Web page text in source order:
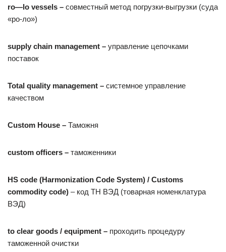
ro—lo vessels – совместный метод погрузки-выгрузки (суда
«ро-ло»)
supply chain management – управление цепочками
поставок
Total quality management – системное управление
качеством
Custom House – Таможня
custom officers – таможенники
HS code (Harmonization Code System) / Customs
commodity code) – код ТН ВЭД (товарная номенклатура
ВЭД)
to clear goods / equipment – проходить процедуру
таможенной очистки